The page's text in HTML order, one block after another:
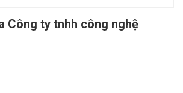
Công ty tnhh công nghệ